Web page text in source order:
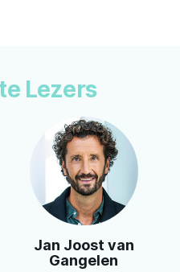
Lezers
Jan Joost van
Gangelen